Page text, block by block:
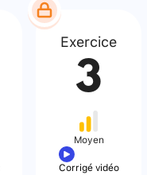
Exercice
3
Moyen
Corrigé vidéo